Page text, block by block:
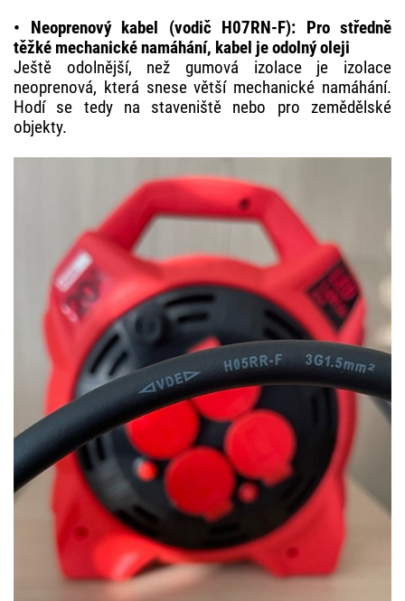
• Neoprenový kabel (vodič H07RN-F): Pro středně
těžké mechanické namáhání, kabel je odolný oleji
Ještě odolnější, než gumová izolace je izolace
neoprenová, která snese větší mechanické namáhání.
Hodí se tedy na staveniště nebo pro zemědělské
objekty.